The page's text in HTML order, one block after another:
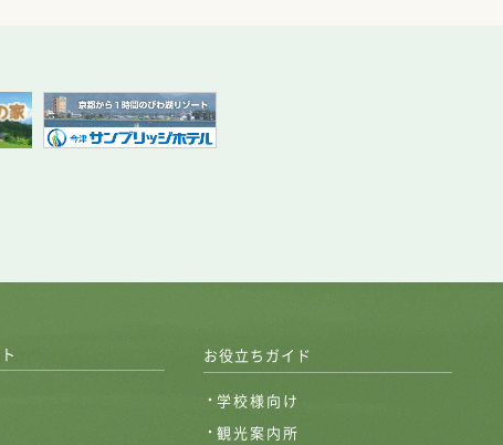
お役立ちガイド
学校様向け
観光案内所